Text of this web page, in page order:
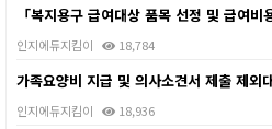
인지에듀지킴이 18,784
인지에듀지킴이 18,936